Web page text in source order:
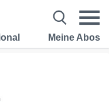
Meine Abos